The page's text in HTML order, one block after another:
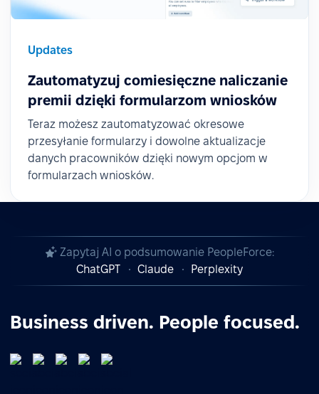
Updates
Zautomatyzuj comiesięczne naliczanie
premii dzięki formularzom wniosków
Teraz możesz zautomatyzować okresowe
przesyłanie formularzy i dowolne aktualizacje
danych pracowników dzięki nowym opcjom w
formularzach wniosków.
Zapytaj AI o podsumowanie PeopleForce:
ChatGPT
Claude Perplexity
Business driven. People focused.